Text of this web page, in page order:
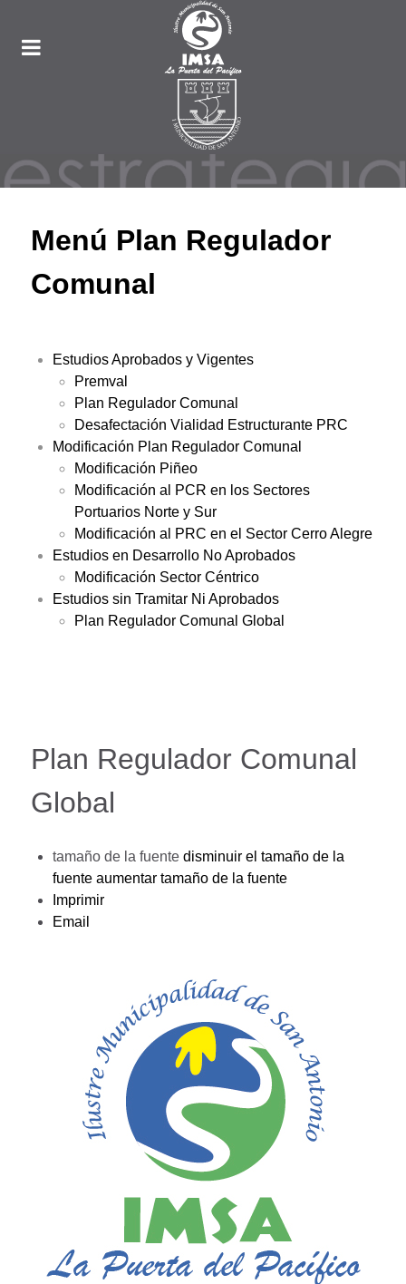
Menú Plan Regulador
Comunal
Estudios Aprobados y Vigentes
Premval
Plan Regulador Comunal
Desafectación Vialidad Estructurante PRC
Modificación Plan Regulador Comunal
Modificación Piñeo
Modificación al PCR en los Sectores
Portuarios Norte y Sur
Modificación al PRC en el Sector Cerro Alegre
Estudios en Desarrollo No Aprobados
Modificación Sector Céntrico
Estudios sin Tramitar Ni Aprobados
Plan Regulador Comunal Global
Plan Regulador Comunal
Global
tamaño de la fuente disminuir el tamaño de la
fuente aumentar tamaño de la fuente
Imprimir
Email